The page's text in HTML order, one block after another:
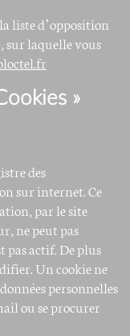
liste d’opposition
sur laquelle vous
»
des
sur internet. Ce
par le site
ne peut pas
pas actif. De plus
Un cookie ne
personnelles
ou se procurer